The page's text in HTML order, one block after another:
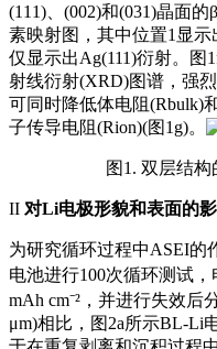
(111)、(002)和(031)晶面
素映射图，其中位置1显示
仅显示出Ag(111)衍射。
射线衍射(XRD)图谱，强
可同时降低体电阻(Rbulk)
子传导电阻(Rion)(图1g)。
图1. 双层结构
II 对Li电极形貌和表面的
为研究循环过程中ASEI的
电池进行100次循环测试，
mAh cm⁻²，并进行失效后
μm)相比，图2a所示BL-Li